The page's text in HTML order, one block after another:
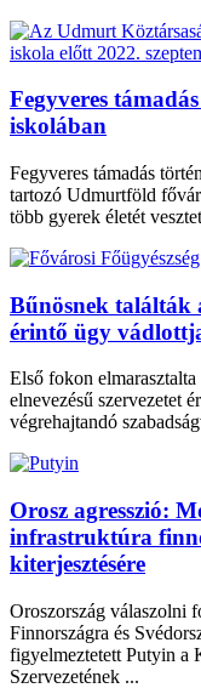
Fegyveres
iskolában
Fegyveres támadás
tartozó Udmurtföld
több gyerek életét
Bűnösnek találták
érintő ügy
Első fokon
elnevezésű szervezetet
végrehajtandó
Orosz agresszió:
infrastruktúra
kiterjesztésére
Oroszország válaszolni
Finnországra és
figyelmeztetett Putyin a
Szervezetének ...